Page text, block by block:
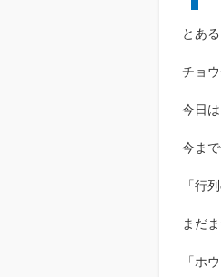
とあ
チョ
今日
今まで
「行
まだ
「ホ